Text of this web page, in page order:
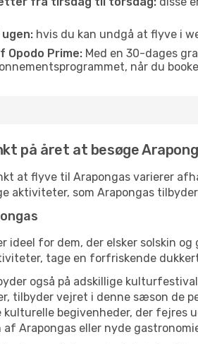
hvis du kan undgå at flyve i
Opodo Prime: Med en 30-dages
når du
på året at besøge
at flyve til Arapongas varierer
aktiviteter, som Arapongas
ideel for dem, der elsker solskin
tage en forfriskende
også på adskillige
tilbyder vejret i denne sæson de
kulturelle begivenheder, der fejres
Arapongas eller nyde